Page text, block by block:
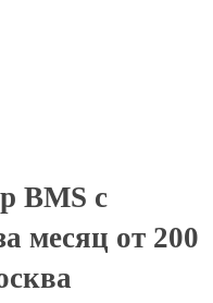
BMS с
месяц от 200